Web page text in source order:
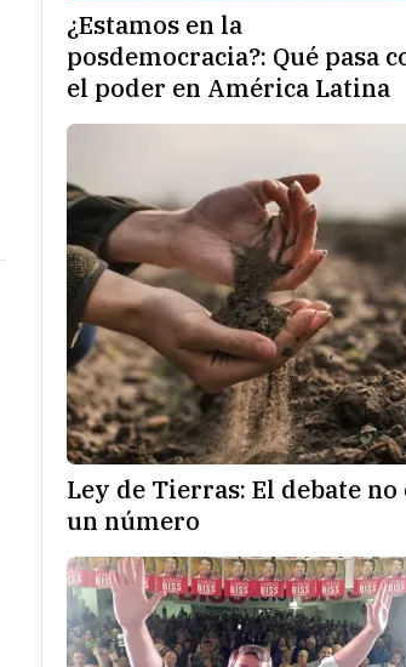
¿Estamos en la
posdemocracia?: Qué pasa
el poder en América Latina
Ley de Tierras: El debate no
un número